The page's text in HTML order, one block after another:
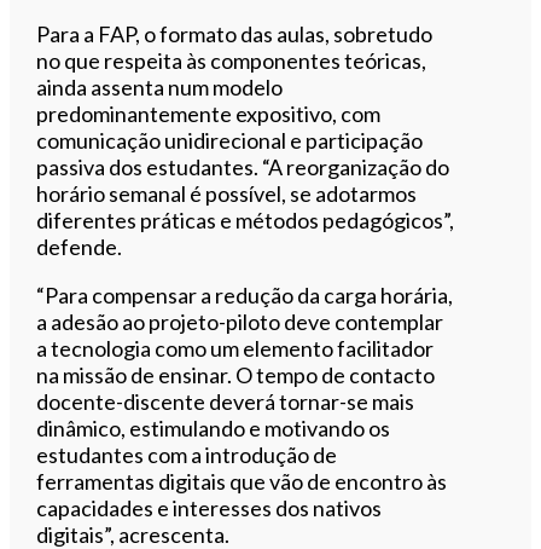
Para a FAP, o formato das aulas, sobretudo
no que respeita às componentes teóricas,
ainda assenta num modelo
predominantemente expositivo, com
comunicação unidirecional e participação
passiva dos estudantes. “A reorganização do
horário semanal é possível, se adotarmos
diferentes práticas e métodos pedagógicos”,
defende.
“Para compensar a redução da carga horária,
a adesão ao projeto-piloto deve contemplar
a tecnologia como um elemento facilitador
na missão de ensinar. O tempo de contacto
docente-discente deverá tornar-se mais
dinâmico, estimulando e motivando os
estudantes com a introdução de
ferramentas digitais que vão de encontro às
capacidades e interesses dos nativos
digitais”, acrescenta.